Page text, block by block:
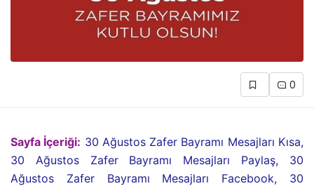
0
Sayfa İçeriği: 30 Ağustos Zafer Bayramı Mesajları Kısa,
30 Ağustos Zafer Bayramı Mesajları Paylaş, 30
Ağustos Zafer Bayramı Mesajları Facebook, 30